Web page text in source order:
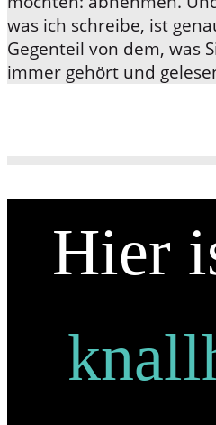
was ich schreibe, ist
Gegenteil von dem, was
immer gehört und
Hier